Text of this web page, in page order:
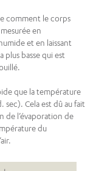
comment le corps
en
et en laissant
plus basse qui est
que la température
Cela est dû au fait
de l’évaporation de
du